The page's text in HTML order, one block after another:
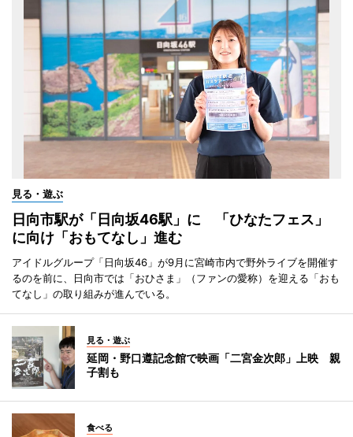
見る・遊ぶ
日向市駅が「日向坂46駅」に 「ひなたフェス」
に向け「おもてなし」進む
アイドルグループ「日向坂46」が9月に宮崎市内で野外ライブを開催す
るのを前に、日向市では「おひさま」（ファンの愛称）を迎える「おも
てなし」の取り組みが進んでいる。
見る・遊ぶ
延岡・野口遵記念館で映画「二宮金次郎」上映 親
子割も
食べる